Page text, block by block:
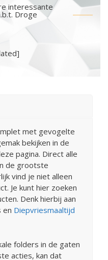
interessante
Droge
met gevogelte
bekijken in de
pagina. Direct alle
de grootste
vind je niet alleen
Je kunt hier zoeken
Denk hierbij aan
en Diepvriesmaaltijd
folders in de gaten
acties, kan dat